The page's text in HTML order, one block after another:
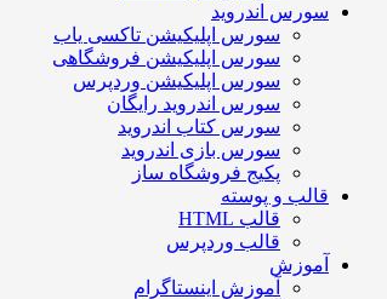
سورس اندروید
سورس اپلیکیشن تاکسی یاب
سورس اپلیکیشن فروشگاهی
سورس اپلیکیشن وردپرس
سورس اندروید رایگان
سورس کتاب اندروید
سورس بازی اندروید
پکیج فروشگاه ساز
قالب و پوسته
قالب HTML
قالب وردپرس
آموزش
آموزش اینستاگرام